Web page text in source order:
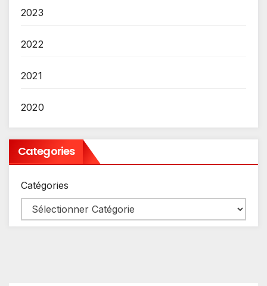
2023
2022
2021
2020
Categories
Catégories